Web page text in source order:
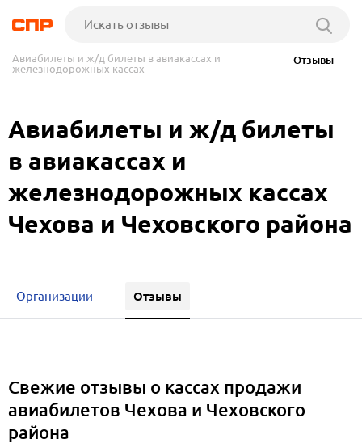
Авиабилеты и ж/д билеты в авиакассах и
железнодорожных кассах
— Отзывы
Авиабилеты и ж/д билеты
в авиакассах и
железнодорожных кассах
Чехова и Чеховского района
Организации Отзывы
Свежие отзывы о кассах продажи
авиабилетов Чехова и Чеховского
района